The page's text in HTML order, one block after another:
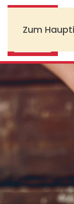
Zum